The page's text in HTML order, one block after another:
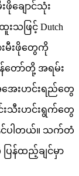
ချောင်သုံး
ဖြင့် Dutch
းမီးဖိုတွေကို
န်တော်တို့ အရမ်း
အအေးဟင်းရည်တွေ
းသီးဟင်းရွက်တွေ
င်ပါတယ်။ သက်တံ
ပြန်ထည့်ချင်မှာ